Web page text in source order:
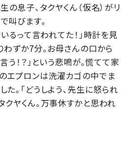
の息子、タクヤくん（仮名）がリ
叫びます。
いるって言われてた！」時計を見
わずか7分。お母さんの口から
う！？」という悲鳴が。慌てて家
エプロンは洗濯カゴの中でま
。「どうしよう、先生に怒られ
ヤくん。万事休すかと思われ